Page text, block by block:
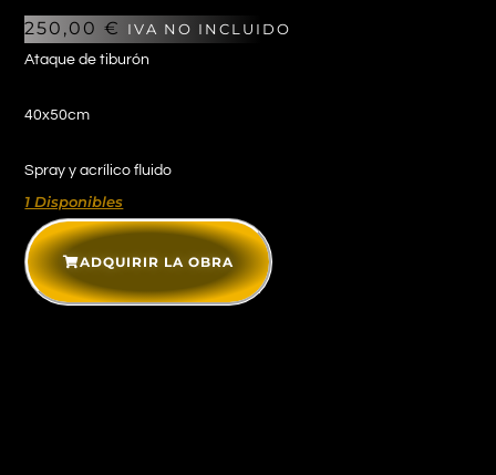
250,00€ IVA NO INCLUIDO
Ataque de tiburón
40x50cm
Spray y acrílico fluido
1 Disponibles
ADQUIRIR LA OBRA